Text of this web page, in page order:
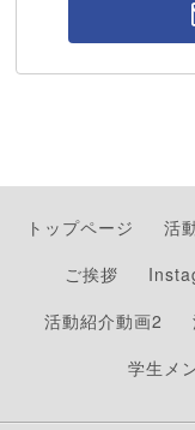
トップページ 活
ご挨拶
活動紹介動画2
学生メ